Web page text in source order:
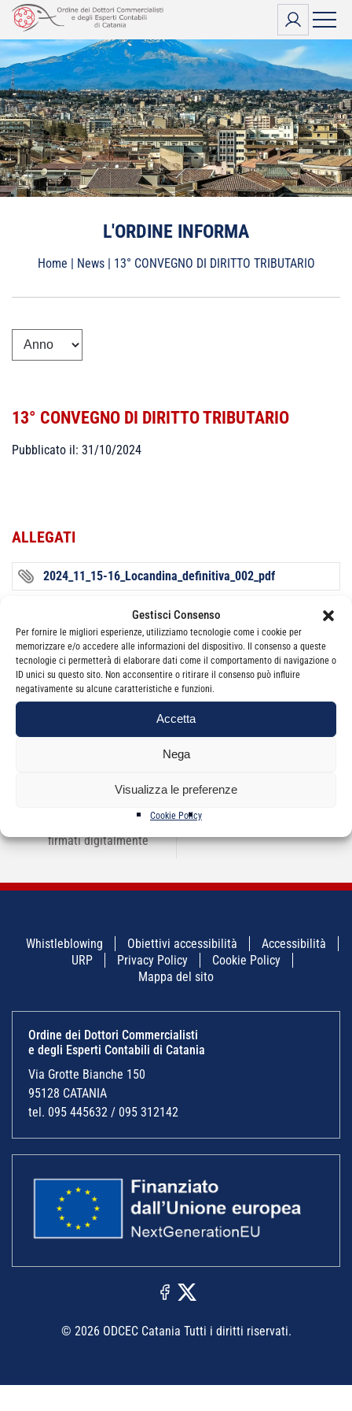
Gestisci Consenso
Per fornire le migliori esperienze, utilizziamo tecnologie come i cookie per
memorizzare e/o accedere alle informazioni del dispositivo. Il consenso a queste
tecnologie ci permetterà di elaborare dati come il comportamento di navigazione o
ID unici su questo sito. Non acconsentire o ritirare il consenso può influire
negativamente su alcune caratteristiche e funzioni.
Accetta
Nega
Visualizza le preferenze
Cookie Policy
Vai
contenuto
L'ORDINE INFORMA
Home | News| 13° CONVEGNO DI DIRITTO TRIBUTARIO
13° CONVEGNO DI DIRITTO TRIBUTARIO
Pubblicato il: 31/10/2024
ALLEGATI
2024_11_15-16_Locandina_definitiva_002_pdf
CategorieNews
Guida “I servizi
firmati digitalmente
CORSO REVISORI
Whistleblowing Obiettivi accessibilità
Accessibilità
URP
Privacy Policy
Cookie Policy
Mappa del sito
Ordine dei Dottori Commercialisti
e degli Esperti Contabili di Catania
Via Grotte Bianche 150
95128 CATANIA
tel. 095 445632 / 095 312142
© 2026 ODCEC Catania Tutti i diritti riservati.